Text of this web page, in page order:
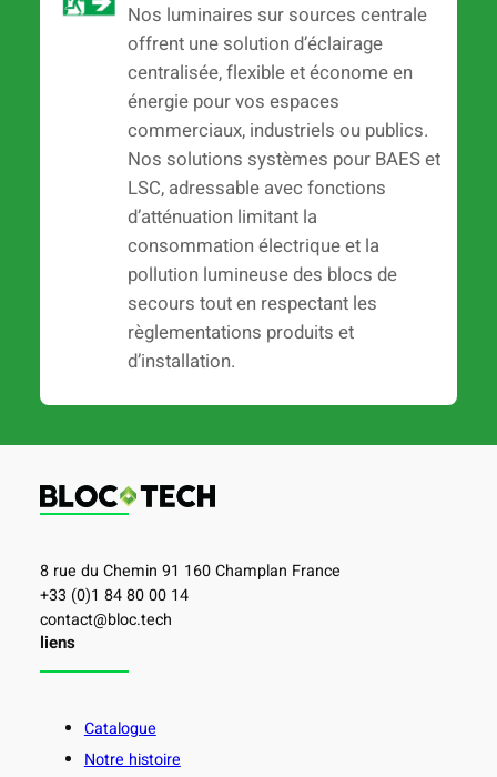
Nos luminaires sur sources centrale
offrent une solution d’éclairage
centralisée, flexible et économe en
énergie pour vos espaces
commerciaux, industriels ou publics.
Nos solutions systèmes pour BAES et
LSC, adressable avec fonctions
d’atténuation limitant la
consommation électrique et la
pollution lumineuse des blocs de
secours tout en respectant les
règlementations produits et
d’installation.
8 rue du Chemin 91 160 Champlan France
+33 (0)1 84 80 00 14
contact@bloc.tech
liens
Catalogue
Notre histoire